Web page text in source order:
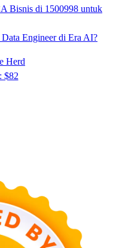
Bisnis di 1500998 untuk
Engineer di Era AI?